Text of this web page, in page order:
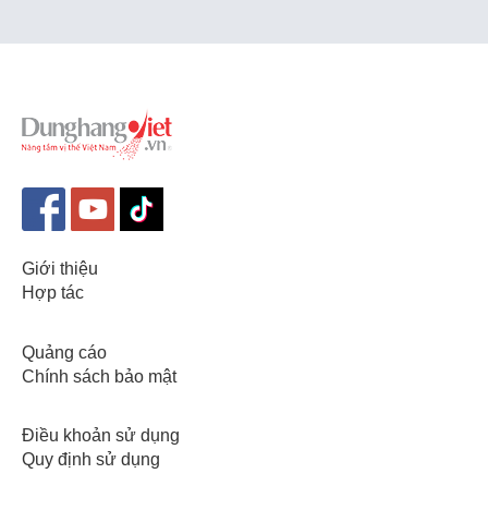
Giới thiệu
Hợp tác
Quảng cáo
Chính sách bảo mật
Điều khoản sử dụng
Quy định sử dụng